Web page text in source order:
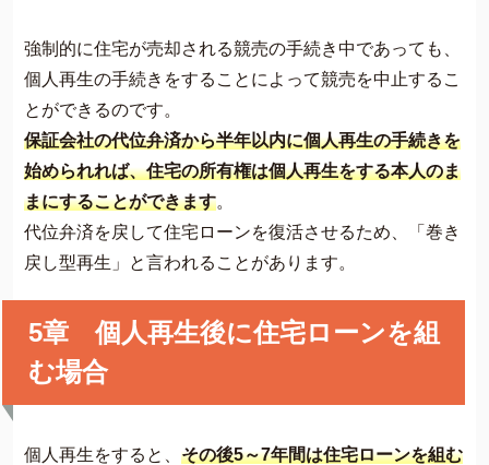
強制的に住宅が売却される競売の手続き中であっても、
個人再生の手続きをすることによって競売を中止するこ
とができるのです。
保証会社の代位弁済から半年以内に個人再生の手続きを
始められれば、住宅の所有権は個人再生をする本人のま
まにすることができます。
代位弁済を戻して住宅ローンを復活させるため、「巻き
戻し型再生」と言われることがあります。
5章 個人再生後に住宅ローンを組
む場合
個人再生をすると、 その後5～7年間は住宅ローンを組む